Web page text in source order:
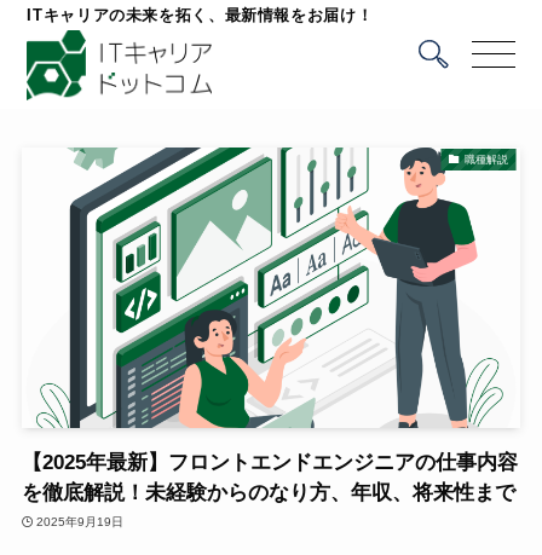
ITキャリアの未来を拓く、最新情報をお届け！
職種解説
【2025年最新】フロントエンドエンジニアの仕事内容
を徹底解説！未経験からのなり方、年収、将来性まで
2025年9月19日